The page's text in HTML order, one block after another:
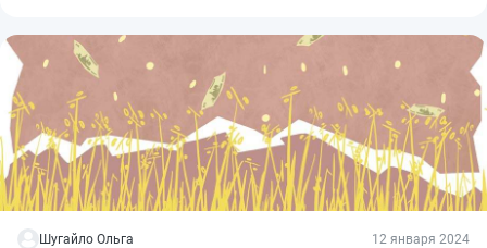
Шугайло Ольга 12 января 2024